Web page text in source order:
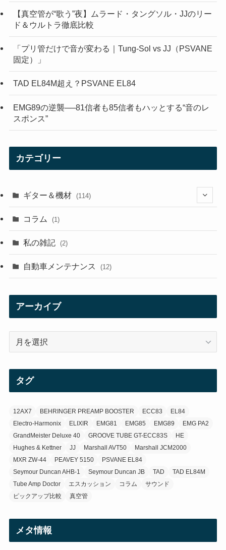
【真空管が“歌う”夜】ムラード・タングソル・JJのリー
ド＆ウルトラ徹底比較
「プリ管だけで音が変わる｜Tung-Sol vs JJ（PSVANE
固定）」
TAD EL84M超え？PSVANE EL84
EMG89の逆襲──81信者も85信者もハッとする“音のレ
スポンス”
カテゴリー
ギター＆機材 (114)
(29)
(21)
(3)
コラム (1)
私の雑記 (2)
自動車メンテナンス (12)
アーカイブ
タグ
12AX7 BEHRINGER PREAMP BOOSTER ECC83
EL84
Electro-Harmonix
ELIXIR EMG81 EMG85 EMG89
EMG PA2
GrandMeister Deluxe 40
GROOVE TUBE GT-ECC83S
HE
Hughes & Kettner
JJ Marshall AVT50
Marshall JCM2000
MXR ZW-44
PEAVEY 5150
PSVANE EL84
Seymour Duncan AHB-1
Seymour Duncan JB TAD
TAD EL84M
Tube Amp Doctor
エスカッション コラム
サウンド
ピックアップ比較
真空管
メタ情報